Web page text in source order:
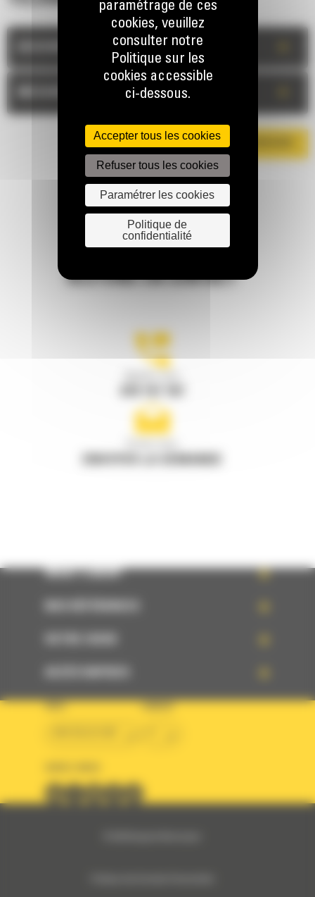
TÉLÉCHARGER LA BROCHURE
RESTONS EN CONTACT
WHAT’S NEW?
PAYS LANGUE
paramétrage de ces
cookies, veuillez
consulter notre
Politique sur les
cookies accessible
ci-dessous.
Accepter tous les cookies
Refuser tous les cookies
Paramétrer les cookies
Politique de
confidentialité